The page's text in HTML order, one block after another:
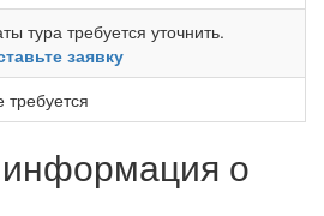
тура требуется уточнить.
заявку
требуется
о